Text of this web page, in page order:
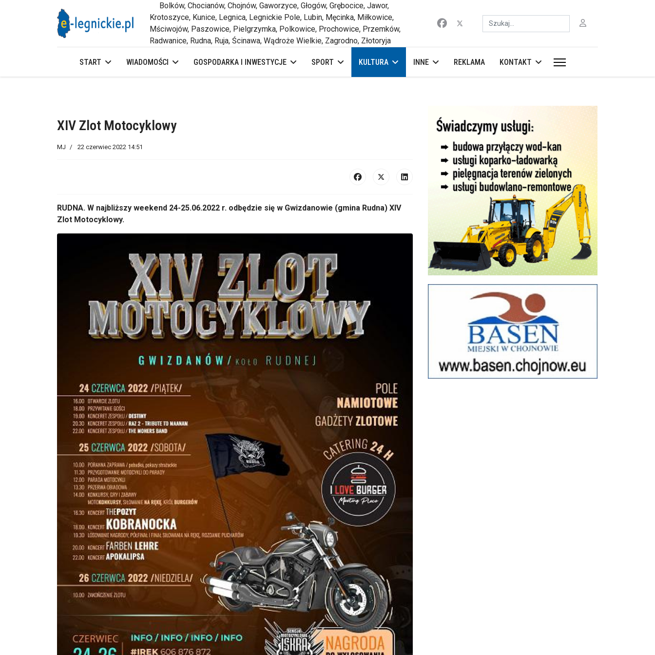
Bolków, Chocianów, Chojnów, Gaworzyce, Głogów, Grębocice, Jawor,
Krotoszyce, Kunice, Legnica, Legnickie Pole, Lubin, Męcinka, Miłkowice,
Mściwojów, Paszowice, Pielgrzymka, Polkowice, Prochowice, Przemków,
Radwanice, Rudna, Ruja, Ścinawa, Wądroże Wielkie, Zagrodno, Złotoryja
Szukaj
START WIADOMOŚCI GOSPODARKA I INWESTYCJE SPORT KULTURA INNE REKLAMA KONTAKT
XIV Zlot Motocyklowy
MJ 22 czerwiec 2022 14:51
RUDNA. W najbliższy weekend 24-25.06.2022 r. odbędzie się w Gwizdanowie (gmina Rudna) XIV
Zlot Motocyklowy.